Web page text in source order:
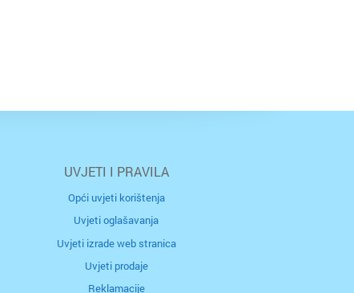
UVJETI I PRAVILA
Opći uvjeti korištenja
Uvjeti oglašavanja
Uvjeti izrade web stranica
Uvjeti prodaje
Reklamacije